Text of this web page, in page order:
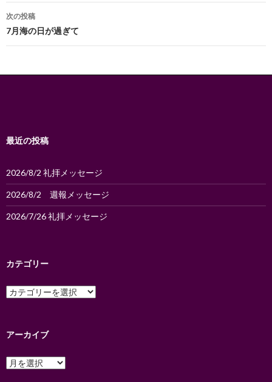
ナ
ビ
ー
ン
次の投稿
7月海の日が過ぎて
最近の投稿
2026/8/2 礼拝メッセージ
2026/8/2 週報メッセージ
2026/7/26 礼拝メッセージ
カテゴリー
カ
テ
ー
アーカイブ
ア
ー